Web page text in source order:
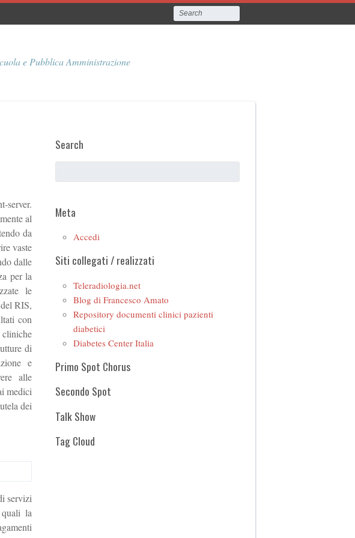
e Pubblica Amministrazione
server.
al
da
vaste
dalle
per la
le
RIS,
con
di
e
alle
medici
dei
servizi
la
Search
Meta
Accedi
Siti collegati / realizzati
Teleradiologia.net
Blog di Francesco Amato
Repository documenti clinici pazienti
diabetici
Diabetes Center Italia
Primo Spot Chorus
Secondo Spot
Talk Show
Tag Cloud